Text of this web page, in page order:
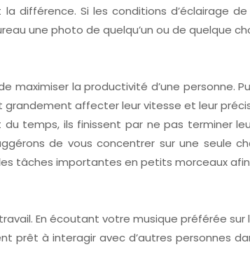
différence. Si les conditions d’éclairage
une photo de quelqu’un ou de quelque
la productivité d’une personne.
affecter leur vitesse et leur
temps, ils finissent par ne pas terminer
de vous concentrer sur une seule
tâches importantes en petits morceaux
En écoutant votre musique préférée
à interagir avec d’autres personnes